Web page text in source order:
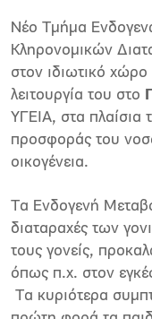
Νέο Τμήμα
Κληρονομικών
στον ιδιωτικό
λειτουργία του στο
ΥΓΕΙΑ, στα πλαίσια
προσφοράς του
οικογένεια.
Τα Ενδογενή
διαταραχές των
τους γονείς,
όπως π.χ. στον
Τα κυριότερα